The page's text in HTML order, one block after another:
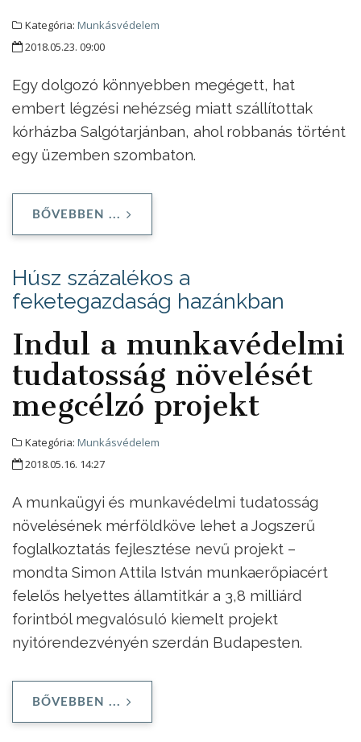
Kategória: Munkásvédelem
2018.05.23. 09:00
Egy dolgozó könnyebben megégett, hat
embert légzési nehézség miatt szállítottak
kórházba Salgótarjánban, ahol robbanás történt
egy üzemben szombaton.
BŐVEBBEN ...
Húsz százalékos a
feketegazdaság hazánkban
Indul a munkavédelmi
tudatosság növelését
megcélzó projekt
Kategória: Munkásvédelem
2018.05.16. 14:27
A munkaügyi és munkavédelmi tudatosság
növelésének mérföldköve lehet a Jogszerű
foglalkoztatás fejlesztése nevű projekt –
mondta Simon Attila István munkaerőpiacért
felelős helyettes államtitkár a 3,8 milliárd
forintból megvalósuló kiemelt projekt
nyitórendezvényén szerdán Budapesten.
BŐVEBBEN ...